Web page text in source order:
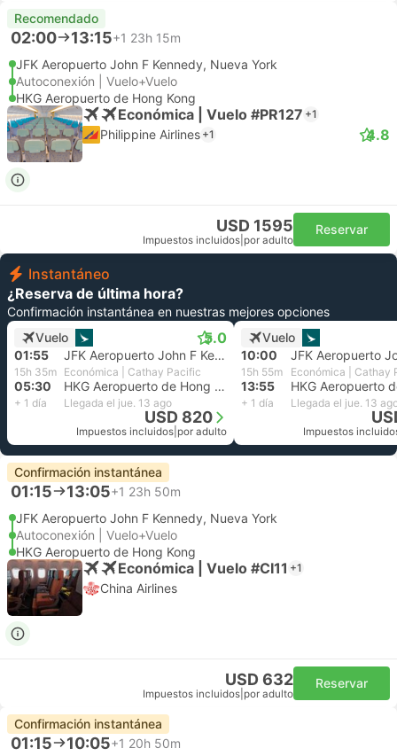
Recomendado
02:00 13:15+1 23h 15m
JFK Aeropuerto John F Kennedy, Nueva York
Autoconexión | Vuelo+Vuelo
HKG Aeropuerto de Hong Kong
Económica | Vuelo #PR127 +1
Philippine Airlines +1 4.8
USD 1595
Impuestos incluidos por adulto
Reservar
Instantáneo
¿Reserva de última hora?
Confirmación instantánea en nuestras mejores opciones
Vuelo
5.0
01:55 JFK Aeropuerto John F Kennedy, Nueva York
15h 35m Económica | Cathay Pacific
05:30 HKG Aeropuerto de Hong Kong
+ 1 día Llegada el jue. 13 ago
USD 820
Impuestos incluidos por adulto
Vuelo
10:00
15h 55m Económica | Cathay
13:55
+ 1 día Llegada el jue. 13
Impuestos
Confirmación instantánea
01:15 13:05+1 23h 50m
JFK Aeropuerto John F Kennedy, Nueva York
Autoconexión | Vuelo+Vuelo
HKG Aeropuerto de Hong Kong
Económica | Vuelo #CI11 +1
China Airlines
USD 632
Impuestos incluidos por adulto
Reservar
Confirmación instantánea
01:15 10:05+1 20h 50m